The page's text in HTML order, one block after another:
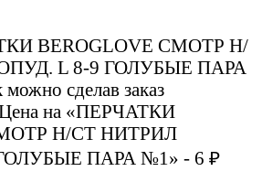
BEROGLOVE СМОТР Н/
L 8-9 ГОЛУБЫЕ ПАРА
сделав заказ
на «ПЕРЧАТКИ
Н/СТ НИТРИЛ
ПАРА №1» - 6 ₽